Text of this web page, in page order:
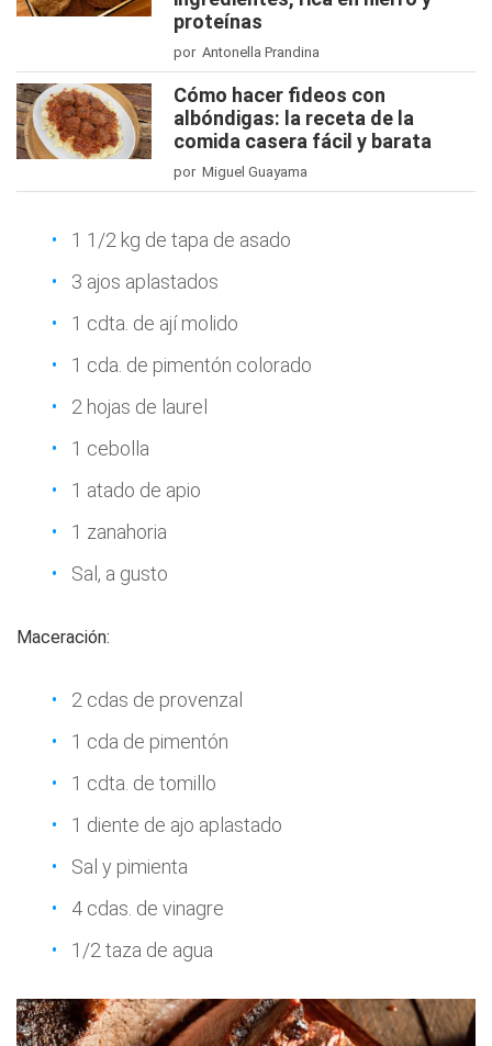
proteínas
por Antonella Prandina
Cómo hacer fideos con
albóndigas: la receta de la
comida casera fácil y barata
por Miguel Guayama
1 1/2 kg de tapa de asado
3 ajos aplastados
1 cdta. de ají molido
1 cda. de pimentón colorado
2 hojas de laurel
1 cebolla
1 atado de apio
1 zanahoria
Sal, a gusto
Maceración:
2 cdas de provenzal
1 cda de pimentón
1 cdta. de tomillo
1 diente de ajo aplastado
Sal y pimienta
4 cdas. de vinagre
1/2 taza de agua